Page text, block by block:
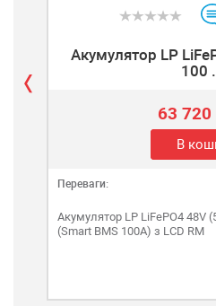
Акумулятор LP
100
63 720
В
Переваги:
Акумулятор LP LiFePO4 48V
(Smart BMS 100A) з LCD RM